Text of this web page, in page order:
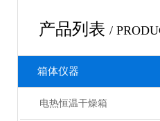
产品列表 /
箱体仪器
电热恒温干燥箱